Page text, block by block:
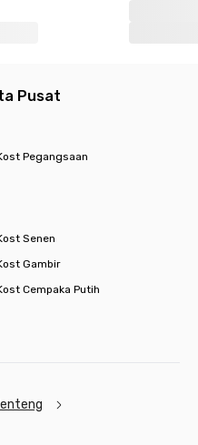
Pusat
Pegangsaan
Senen
Gambir
Cempaka Putih